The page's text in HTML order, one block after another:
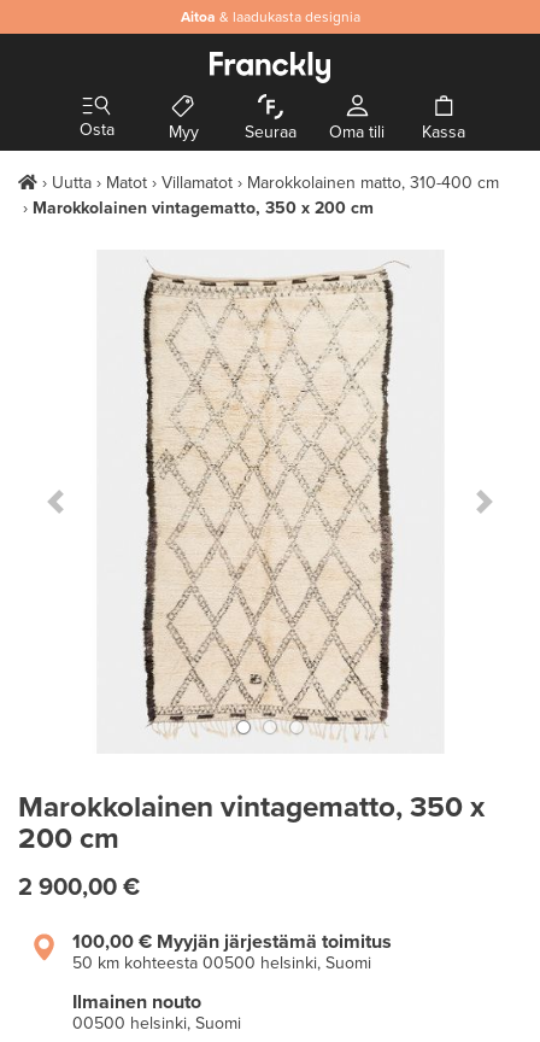
Aitoa & laadukasta designia
Osta Myy Seuraa Oma tili Kassa
Uutta Matot Villamatot
Marokkolainen matto, 310-400 cm
Marokkolainen vintagematto, 350 x 200 cm
Previous Slide Next
Marokkolainen vintagematto, 350 x
200 cm
2 900,00 €
100,00 € Myyjän järjestämä toimitus
50 km kohteesta 00500 helsinki, Suomi
Ilmainen nouto
00500 helsinki, Suomi